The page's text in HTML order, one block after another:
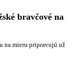
bravčové na
na mieru pripravujú už